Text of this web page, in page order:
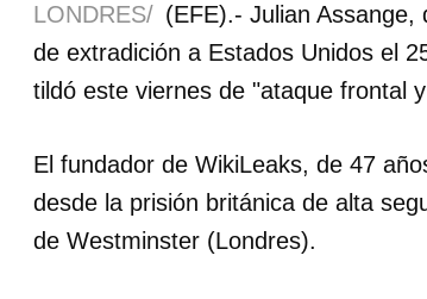
LONDRES/ (EFE).- Julian
de extradición a Estados Unidos el
tildó este viernes de "ataque frontal
El fundador de WikiLeaks, de 47
desde la prisión británica de alta
de Westminster (Londres).